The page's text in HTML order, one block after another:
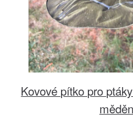
Kovové pítko pro